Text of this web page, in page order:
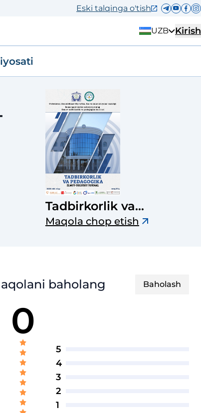
Eski talqinga o'tish
UZB Kirish
Tadbirkorlik va
pedagogika ilmiy-
Maqola chop etish
baholang Baholash
0
5
4
3
2
1